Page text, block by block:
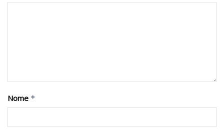
Nome *